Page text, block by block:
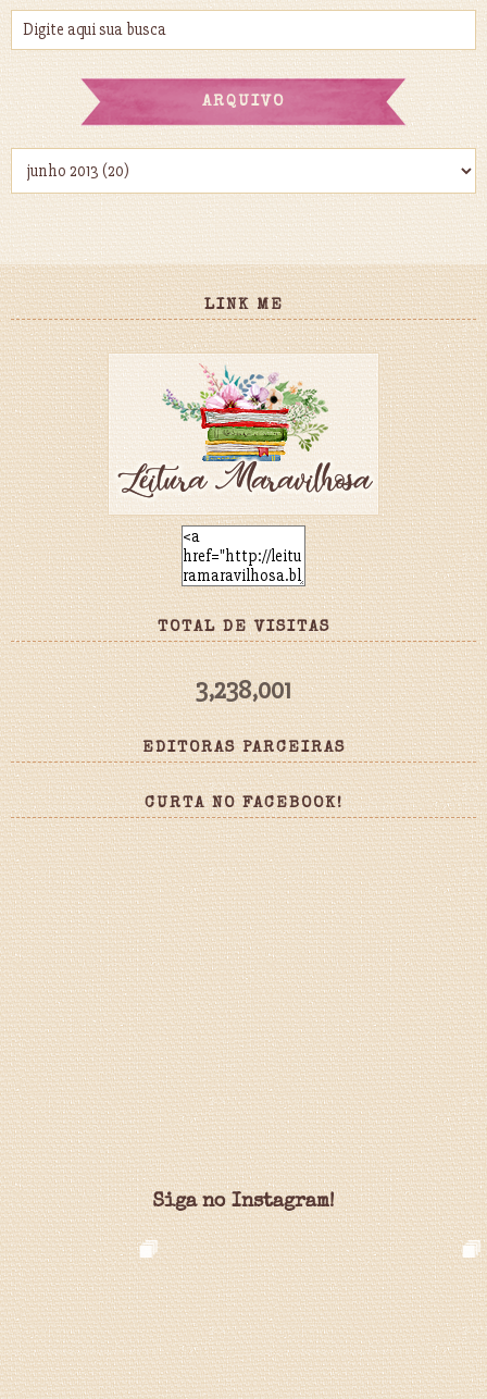
ARQUIVO
LINK ME
TOTAL DE VISITAS
3,238,001
EDITORAS PARCEIRAS
CURTA NO FACEBOOK!
Siga no Instagram!